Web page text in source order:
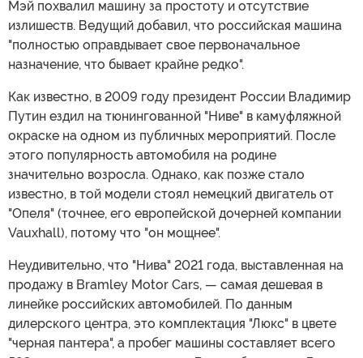
Мэй похвалил машину за простоту и отсутствие
излишеств. Ведущий добавил, что российская машина
"полностью оправдывает свое первоначальное
назначение, что бывает крайне редко".
Как известно, в 2009 году президент России Владимир
Путин ездил на тюнингованной "Ниве" в камуфляжной
окраске на одном из публичных мероприятий. После
этого популярность автомобиля на родине
значительно возросла. Однако, как позже стало
известно, в той модели стоял немецкий двигатель от
"Опеля" (точнее, его европейской дочерней компании
Vauxhall), потому что "он мощнее".
Неудивительно, что "Нива" 2021 года, выставленная на
продажу в Bramley Motor Cars, — самая дешевая в
линейке российских автомобилей. По данным
дилерского центра, это комплектация "Люкс" в цвете
"черная пантера", а пробег машины составляет всего